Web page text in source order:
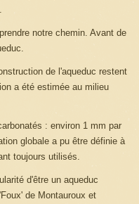
notre chemin. Avant de
de l'aqueduc restent
a été estimée au milieu
: environ 1 mm par
globale a pu être définie à
toujours utilisés.
d'être un aqueduc
de Montauroux et